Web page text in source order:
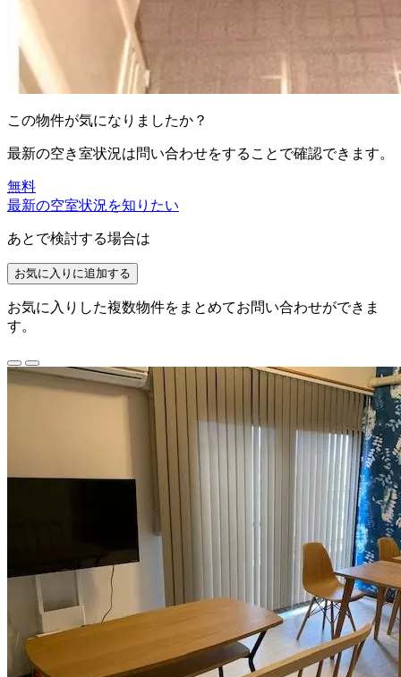
この物件が気になりましたか？
最新の空き室状況は問い合わせをすることで確認できます。
無料
最新の空室状況を知りたい
あとで検討する場合は
お気に入りに追加する
お気に入りした複数物件をまとめてお問い合わせができま
す。